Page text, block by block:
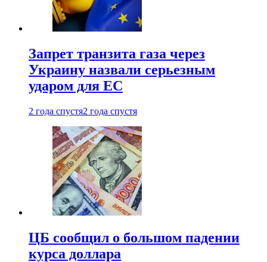
Запрет транзита газа через
Украину назвали серьезным
ударом для ЕС
2 года спустя2 года спустя
ЦБ сообщил о большом падении
курса доллара